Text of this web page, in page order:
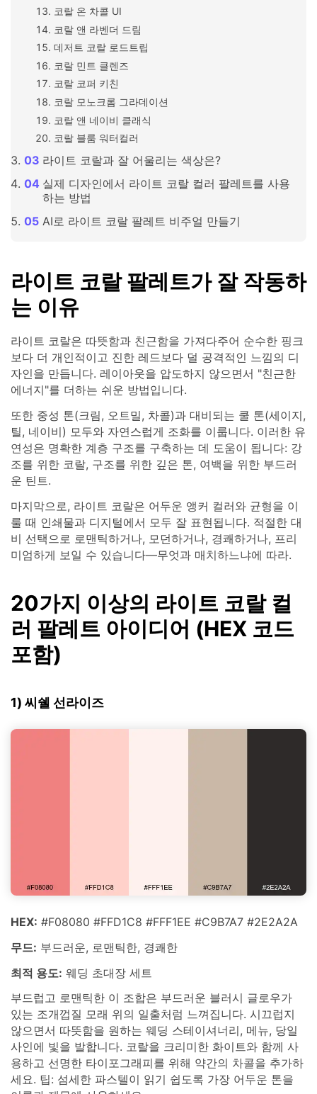
코랄 온 차콜 UI
코랄 앤 라벤더 드림
데저트 코랄 로드트립
코랄 민트 클렌즈
코랄 코퍼 키친
코랄 모노크롬 그라데이션
코랄 앤 네이비 클래식
코랄 블룸 워터컬러
라이트 코랄과 잘 어울리는 색상은?
실제 디자인에서 라이트 코랄 컬러 팔레트를 사용
하는 방법
AI로 라이트 코랄 팔레트 비주얼 만들기
라이트 코랄 팔레트가 잘 작동하
는 이유
라이트 코랄은 따뜻함과 친근함을 가져다주어 순수한 핑크
보다 더 개인적이고 진한 레드보다 덜 공격적인 느낌의 디
자인을 만듭니다. 레이아웃을 압도하지 않으면서 "친근한
에너지"를 더하는 쉬운 방법입니다.
또한 중성 톤(크림, 오트밀, 차콜)과 대비되는 쿨 톤(세이지,
틸, 네이비) 모두와 자연스럽게 조화를 이룹니다. 이러한 유
연성은 명확한 계층 구조를 구축하는 데 도움이 됩니다: 강
조를 위한 코랄, 구조를 위한 깊은 톤, 여백을 위한 부드러
운 틴트.
마지막으로, 라이트 코랄은 어두운 앵커 컬러와 균형을 이
룰 때 인쇄물과 디지털에서 모두 잘 표현됩니다. 적절한 대
비 선택으로 로맨틱하거나, 모던하거나, 경쾌하거나, 프리
미엄하게 보일 수 있습니다—무엇과 매치하느냐에 따라.
20가지 이상의 라이트 코랄 컬
러 팔레트 아이디어 (HEX 코드
포함)
1) 씨쉘 선라이즈
HEX: #F08080 #FFD1C8 #FFF1EE #C9B7A7 #2E2A2A
무드: 부드러운, 로맨틱한, 경쾌한
최적 용도: 웨딩 초대장 세트
부드럽고 로맨틱한 이 조합은 부드러운 블러시 글로우가
있는 조개껍질 모래 위의 일출처럼 느껴집니다. 시끄럽지
않으면서 따뜻함을 원하는 웨딩 스테이셔너리, 메뉴, 당일
사인에 빛을 발합니다. 코랄을 크리미한 화이트와 함께 사
용하고 선명한 타이포그래피를 위해 약간의 차콜을 추가하
세요. 팁: 섬세한 파스텔이 읽기 쉽도록 가장 어두운 톤을